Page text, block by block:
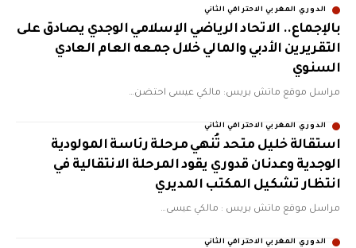
الدوري المغربي الاحترافي الثاني
بالإجماع.. الاتحاد الرياضي الإسلامي الوجدي يصادق على
التقريرين الأدبي والمالي خلال جمعه العام العادي
السنوي
مراسل موقع ماتش بريس: مالكي عيسى احتضن…
الدوري المغربي الاحترافي الثاني
استقالة خليل متحد تُنهي مرحلة رئاسة المولودية
الوجدية وعدنان قدوري يقود المرحلة الانتقالية في
انتظار تشكيل المكتب المديري
مراسل موقع ماتش بريس : مالكي عيسى…
الدوري المغربي الاحترافي الثاني